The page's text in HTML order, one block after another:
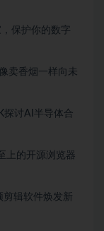
保护你的数字
卖香烟一样向未
探讨AI半导体合
上的开源浏览器
剪辑软件焕发新